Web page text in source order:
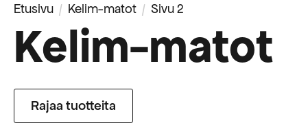
Etusivu Kelim-matot Sivu 2
Kelim-matot
Rajaa tuotteita